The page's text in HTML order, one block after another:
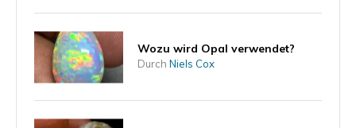
Wozu wird Opal verwendet?
Durch Niels Cox